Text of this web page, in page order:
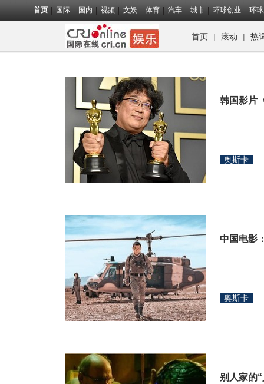
首页 国际 国内 视频 文娱 体育 汽车 城市 环球创业 环
首页 | 滚动 | 热
韩国影片
奥斯卡
中国电影
奥斯卡
别人家的